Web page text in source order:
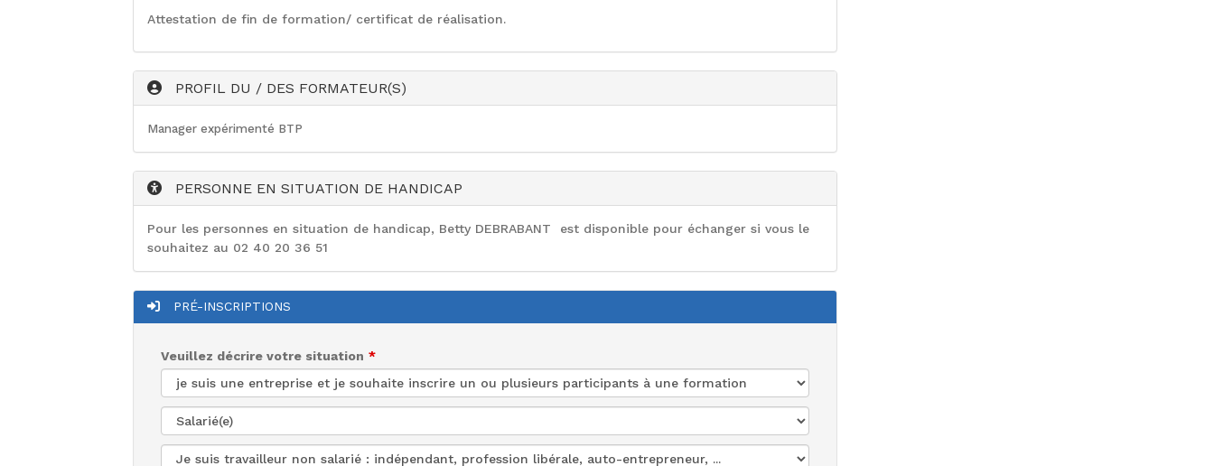
Attestation de fin de formation/ certificat de réalisation.
PROFIL DU / DES FORMATEUR(S)
Manager expérimenté BTP
PERSONNE EN SITUATION DE HANDICAP
Pour les personnes en situation de handicap, Betty DEBRABANT est disponible pour échanger si vous le
souhaitez au 02 40 20 36 51
PRÉ-INSCRIPTIONS
Veuillez décrire votre situation